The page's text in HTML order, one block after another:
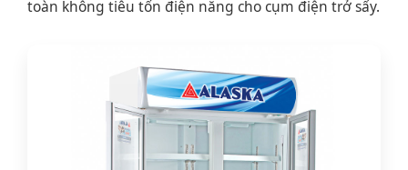
toàn không tiêu tốn điện năng cho cụm điện trở sấy.